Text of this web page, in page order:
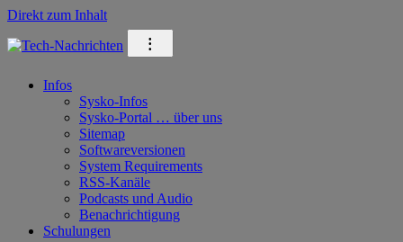
Direkt zum Inhalt
⁝
Infos
Sysko-Infos
Sysko-Portal … über uns
Sitemap
Softwareversionen
System Requirements
RSS-Kanäle
Podcasts und Audio
Benachrichtigung
Schulungen